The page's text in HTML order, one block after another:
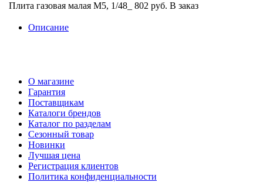
Плита газовая малая М5, 1/48_ 802 руб. В заказ
Описание
О магазине
Гарантия
Поставщикам
Каталоги брендов
Каталог по разделам
Сезонный товар
Новинки
Лучшая цена
Регистрация клиентов
Политика конфиденциальности